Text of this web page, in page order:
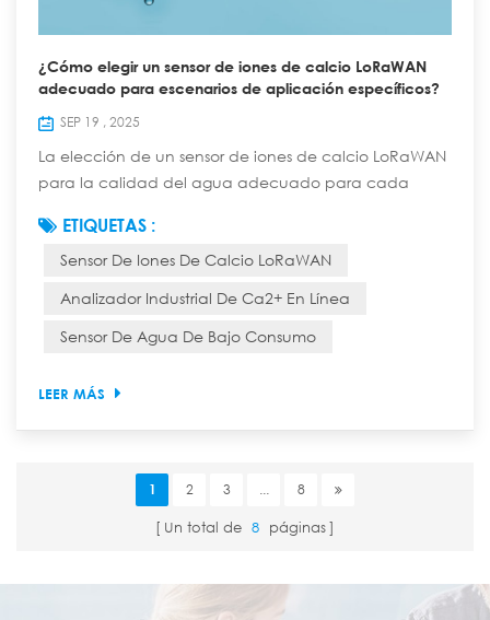
¿Cómo elegir un sensor de iones de calcio LoRaWAN
adecuado para escenarios de aplicación específicos?
SEP 19 , 2025
La elección de un sensor de iones de calcio LoRaWAN
para la calidad del agua adecuado para cada
exhaustiva de los requisitos de medición, las
condiciones ambientales, el rendimiento del sensor, las
selección específicos: 1. Aclarar los requisitos de me...
ETIQUETAS :
Sensor De Iones De Calcio LoRaWAN
Analizador Industrial De Ca2+ En Línea
Sensor De Agua De Bajo Consumo
LEER MÁS
1 2 3 ... 8
Un total de 8 páginas